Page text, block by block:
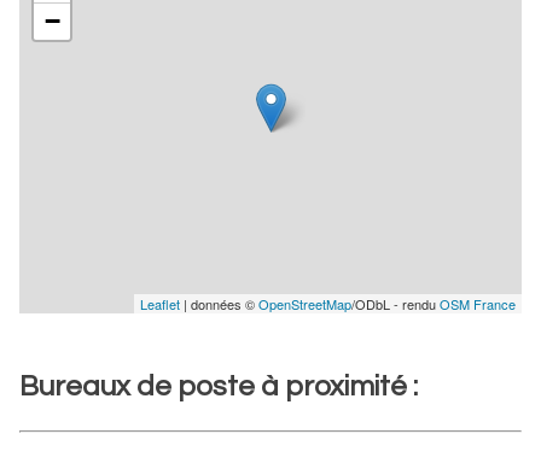
−
Leaflet | données ©OpenStreetMap/ODbL - renduOSM France
Bureaux de poste à proximité :